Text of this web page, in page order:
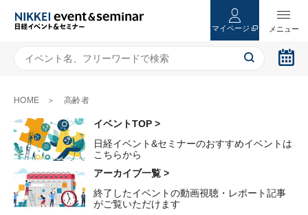
マイページ
HOME 高齢者
イベントTOP >
日経イベント&セミナーのおすすめイベントは
こちらから
アーカイブ一覧 >
終了したイベントの動画視聴・レポート記事
がご覧いただけます